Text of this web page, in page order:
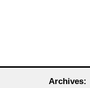
Archives: